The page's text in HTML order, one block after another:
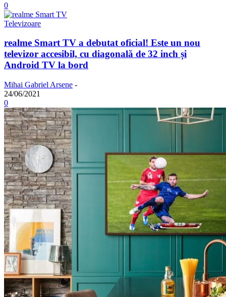
0
Televizoare
realme Smart TV a debutat oficial! Este un nou
televizor accesibil, cu diagonală de 32 inch și
Android TV la bord
Mihai Gabriel Arsene -
24/06/2021
0